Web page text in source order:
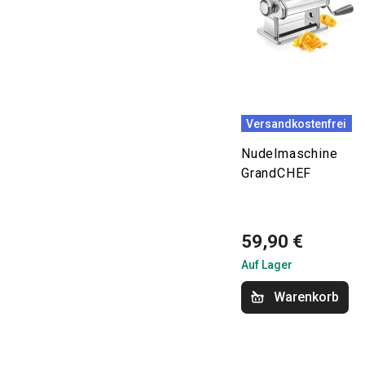
Versandkostenfrei
Nudelmaschine
GrandCHEF
59,90 €
Auf Lager
Warenkorb